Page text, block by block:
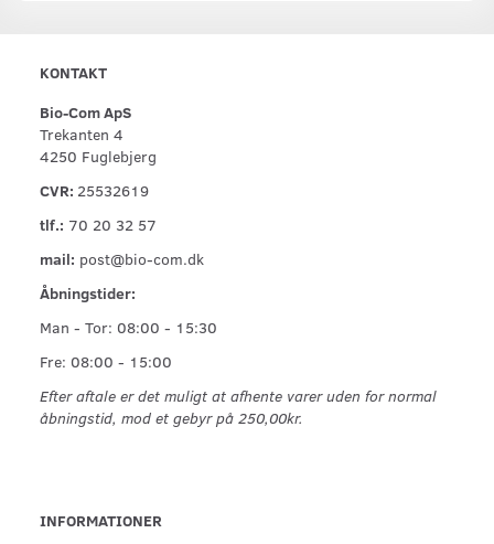
KONTAKT
Bio-Com ApS
Trekanten 4
4250 Fuglebjerg
CVR: 25532619
tlf.: 70 20 32 57
mail: post@bio-com.dk
Åbningstider:
Man - Tor: 08:00 - 15:30
Fre: 08:00 - 15:00
Efter aftale er det muligt at afhente varer uden for normal
åbningstid, mod et gebyr på 250,00kr.
INFORMATIONER